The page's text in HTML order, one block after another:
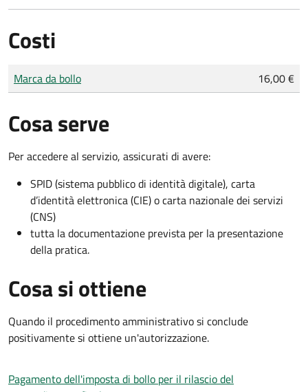
Costi
Tipo di pagamento
Importo
Marca da bollo 16,00 €
Cosa serve
Per accedere al servizio, assicurati di avere:
SPID (sistema pubblico di identità digitale), carta
d’identità elettronica (CIE) o carta nazionale dei servizi
(CNS)
tutta la documentazione prevista per la presentazione
della pratica.
Cosa si ottiene
Quando il procedimento amministrativo si conclude
positivamente si ottiene un'autorizzazione.
Pagamento dell'imposta di bollo per il rilascio del